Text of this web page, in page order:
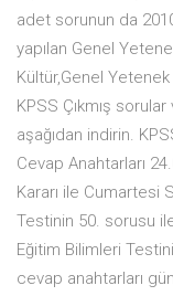
adet sorunun da
yapılan Genel
Kültür,Genel
KPSS Çıkmış
aşağıdan indirin.
Cevap Anahtarları
Kararı ile Cumartesi
Testinin 50. sorusu
Eğitim Bilimleri
cevap anahtarları